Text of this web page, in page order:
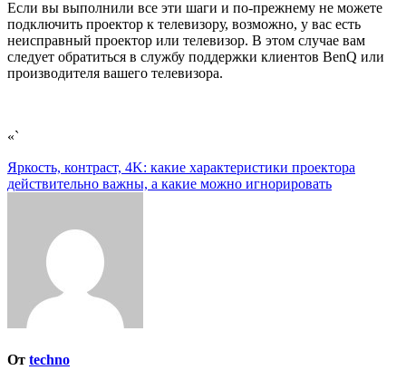
Если вы выполнили все эти шаги и по-прежнему не можете
подключить проектор к телевизору, возможно, у вас есть
неисправный проектор или телевизор. В этом случае вам
следует обратиться в службу поддержки клиентов BenQ или
производителя вашего телевизора.
«`
Навигация
по
Яркость, контраст, 4K: какие характеристики проектора
действительно важны, а какие можно игнорировать
От techno